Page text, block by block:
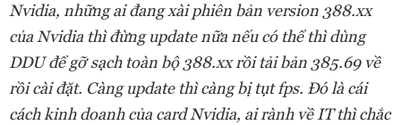
Nvidia, những ai đang xài phiên bản version 388.xx
của Nvidia thì đừng update nữa nếu có thể thì dùng
DDU để gỡ sạch toàn bộ 388.xx rồi tải bản 385.69 về
rồi cài đặt. Càng update thì càng bị tụt fps. Đó là cái
cách kinh doanh của card Nvidia, ai rành về IT thì chắc